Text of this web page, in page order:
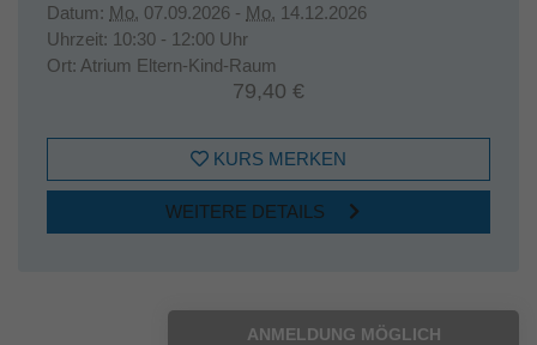
Datum: Mo. 07.09.2026 - Mo. 14.12.2026
Uhrzeit: 10:30 - 12:00 Uhr
Ort: Atrium Eltern-Kind-Raum
79,40 €
KURS MERKEN
WEITERE DETAILS
ANMELDUNG MÖGLICH